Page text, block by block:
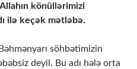
könüllərimizi
ilə keçək mətləbə.
söhbətimizin
deyil. Bu adı hələ orta